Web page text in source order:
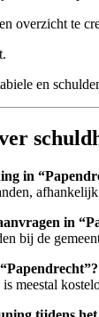
overzicht te
en
in
in
bij de
meestal